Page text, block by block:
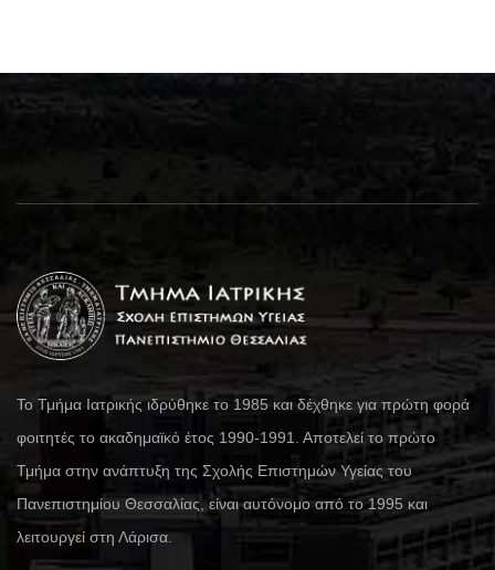
Το Τμήμα Ιατρικής ιδρύθηκε το 1985 και δέχθηκε για πρώτη φορά
φοιτητές το ακαδημαϊκό έτος 1990-1991. Αποτελεί το πρώτο
Τμήμα στην ανάπτυξη της Σχολής Επιστημών Υγείας του
Πανεπιστημίου Θεσσαλίας, είναι αυτόνομο από το 1995 και
λειτουργεί στη Λάρισα.